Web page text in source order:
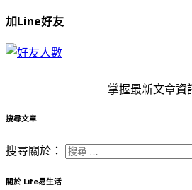
加Line好友
掌握最新文章資
搜尋文章
搜尋關於：
關於 Life易生活